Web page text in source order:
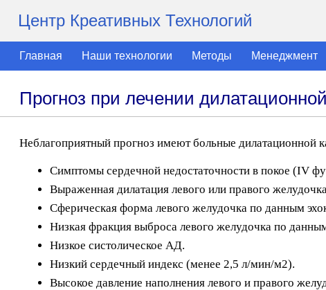
Центр Креативных Технологий
Главная Наши технологии Методы Менеджмент
Прогноз при лечении
Неблагоприятный прогноз имеют больные
Симптомы сердечной недостаточности в покое (IV
Выраженная дилатация левого или правого
Сферическая форма левого желудочка по данным
Низкая фракция выброса левого желудочка по
Низкое систолическое АД.
Низкий сердечный индекс (менее 2,5 л/мин/м2).
Высокое давление наполнения левого и правого